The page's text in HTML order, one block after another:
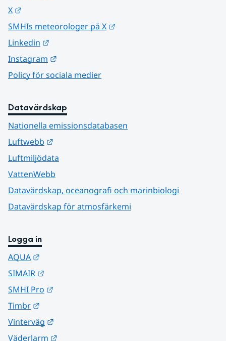
X
SMHIs meteorologer på X
Linkedin
Instagram
Policy för sociala medier
Datavärdskap
Nationella emissionsdatabasen
Luftwebb
Luftmiljödata
VattenWebb
Datavärdskap, oceanografi och marinbiologi
Datavärdskap för atmosfärkemi
Logga in
AQUA
SIMAIR
SMHI Pro
Timbr
Vinterväg
Väderlarm